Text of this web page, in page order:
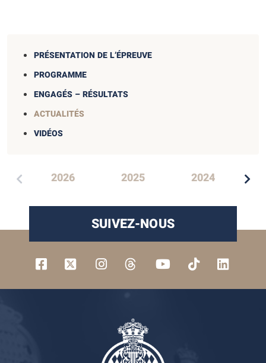
PRÉSENTATION DE L’ÉPREUVE
PROGRAMME
ENGAGÉS – RÉSULTATS
ACTUALITÉS
VIDÉOS
2026 2025 2024
SUIVEZ-NOUS